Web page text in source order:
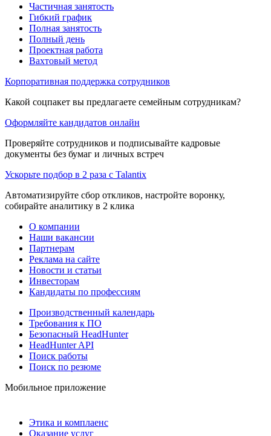
Частичная занятость
Гибкий график
Полная занятость
Полный день
Проектная работа
Вахтовый метод
Корпоративная поддержка сотрудников
Какой соцпакет вы предлагаете семейным сотрудникам?
Оформляйте кандидатов онлайн
Проверяйте сотрудников и подписывайте кадровые
документы без бумаг и личных встреч
Ускорьте подбор в 2 раза с Talantix
Автоматизируйте сбор откликов, настройте воронку,
собирайте аналитику в 2 клика
О компании
Наши вакансии
Партнерам
Реклама на сайте
Новости и статьи
Инвесторам
Кандидаты по профессиям
Производственный календарь
Требования к ПО
Безопасный HeadHunter
HeadHunter API
Поиск работы
Поиск по резюме
Мобильное приложение
Этика и комплаенс
Оказание услуг